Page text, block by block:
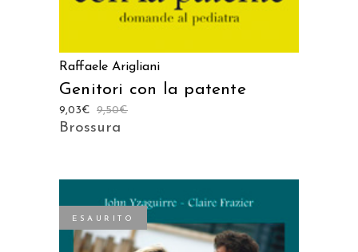
Raffaele Arigliani
Genitori con la patente
9,50€
9,03€
Brossura
ESAURITO